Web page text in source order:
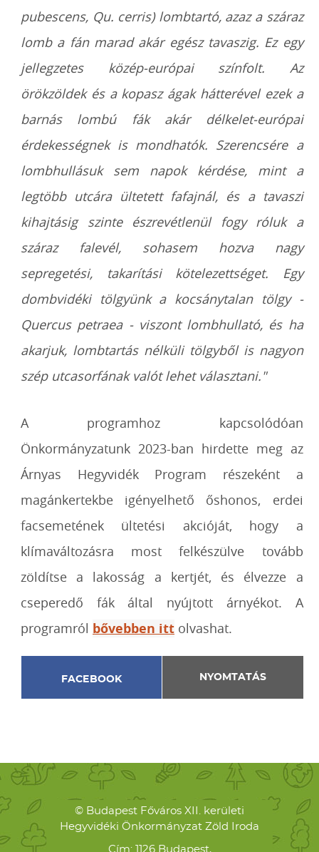
pubescens, Qu. cerris) lombtartó, azaz a száraz
lomb a fán marad akár egész tavaszig. Ez egy
jellegzetes közép-európai színfolt. Az
örökzöldek és a kopasz ágak hátterével ezek a
barnás lombú fák akár délkelet-európai
érdekességnek is mondhatók. Szerencsére a
lombhullásuk sem napok kérdése, mint a
legtöbb utcára ültetett fafajnál, és a tavaszi
kihajtásig szinte észrevétlenül fogy róluk a
száraz falevél, sohasem hozva nagy
sepregetési, takarítási kötelezettséget. Egy
dombvidéki tölgyünk a kocsánytalan tölgy -
Quercus petraea - viszont lombhullató, és ha
akarjuk, lombtartás nélküli tölgyből is nagyon
szép utcasorfának valót lehet választani."
A programhoz kapcsolódóan
Önkormányzatunk 2023-ban hirdette meg az
Árnyas Hegyvidék Program részeként a
magánkertekbe igényelhető őshonos, erdei
facsemetének ültetési akcióját, hogy a
klímaváltozásra most felkészülve tovább
zöldítse a lakosság a kertjét, és élvezze a
cseperedő fák által nyújtott árnyékot. A
programról bővebben itt olvashat.
FACEBOOK NYOMTATÁS
© Budapest Főváros XII. kerületi
Hegyvidéki Önkormányzat Zöld Iroda
Cím: 1126 Budapest,